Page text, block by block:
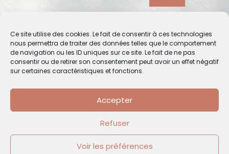
Ce site utilise des cookies. Le fait de consentir à ces technologies
nous permettra de traiter des données telles que le comportement
de navigation ou les ID uniques sur ce site. Le fait de ne pas
consentir ou de retirer son consentement peut avoir un effet négatif
sur certaines caractéristiques et fonctions.
Accepter
Refuser
Voir les préférences
© 2026 Françoise Marteau - Céramique Ajourée - Tous droits